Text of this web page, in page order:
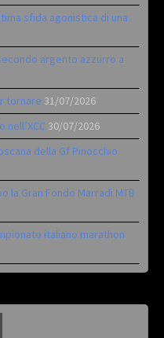
sfida agonistica di una
argento azzurro a
tornare 31/07/2026
nell’XCC 30/07/2026
della Gf Pinocchio
la Gran Fondo Marradi MTB
italiano marathon